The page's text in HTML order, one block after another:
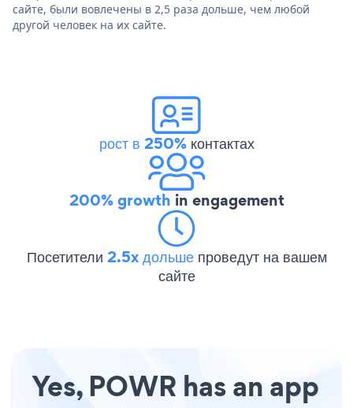
сайте, были вовлечены в 2,5 раза дольше, чем любой
другой человек на их сайте.
рост в 250%контактах
200% growth in engagement
Посетители 2.5x дольше проведут на вашем
сайте
Yes, POWR has an app